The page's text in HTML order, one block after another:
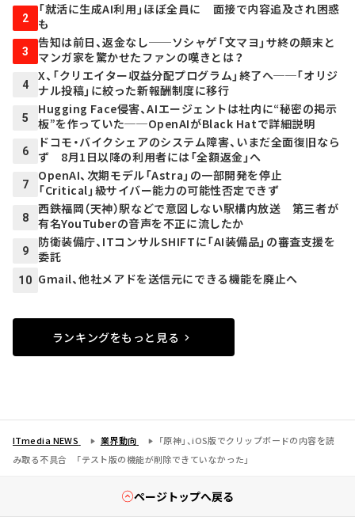
2
「就活に生成AI利用」ほぼ全員に 面接で内容追及され困惑
も
3
告知は前日、返金なし──ソシャゲ「文マヨ」サ終の顛末と
マンガ家を驚かせたファンの嘆きとは？
4
X、「クリエイター収益分配プログラム」終了へ──「オリジ
ナル投稿」に絞った新報酬制度に移行
5
Hugging Face侵害、AIエージェントは社内に“秘密の掲示
板”を作っていた──OpenAIがBlack Hatで詳細説明
6
ドコモ・バイクシェアのシステム障害、いまだ全面復旧なら
ず 8月1日以降の利用者には「全額返金」へ
7
OpenAI、次期モデル「Astra」の一部開発を停止
「Critical」級サイバー能力の可能性否定できず
8
西鉄福岡（天神）駅などで意図しない駅構内放送 第三者が
有名YouTuberの音声を不正に流したか
9
防衛装備庁、ITコンサルSHIFTに「AI装備品」の審査支援を
委託
10 Gmail、他社メアドを送信元にできる機能を廃止へ
ランキングをもっと見る
ITmedia NEWS 業界動向
「原神」、iOS版でクリップボードの内容を読
み取る不具合 「テスト版の機能が削除できていなかった」
ページトップへ戻る